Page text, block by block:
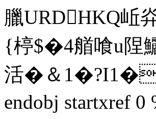
臘URDHKQ岴
{楟$�4艏喰u陧
活�＆
endobj startxref 0